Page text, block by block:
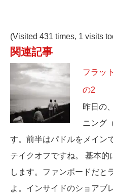
(Visited 431 times, 1 visits
関連記事
フラッ
の2
昨日の
ニング
す。前半はパドルをメイン
テイクオフですね。 基本
します。ファンボードだと
よ。インサイドのショアブ